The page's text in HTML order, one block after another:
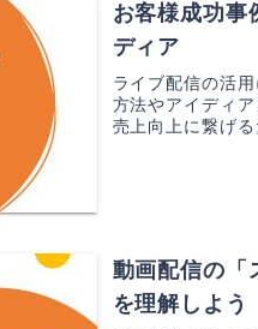
お客様成功事
ディア
ライブ配信の活
方法やアイディ
売上向上に繋げ
動画配信の「
を理解しよう